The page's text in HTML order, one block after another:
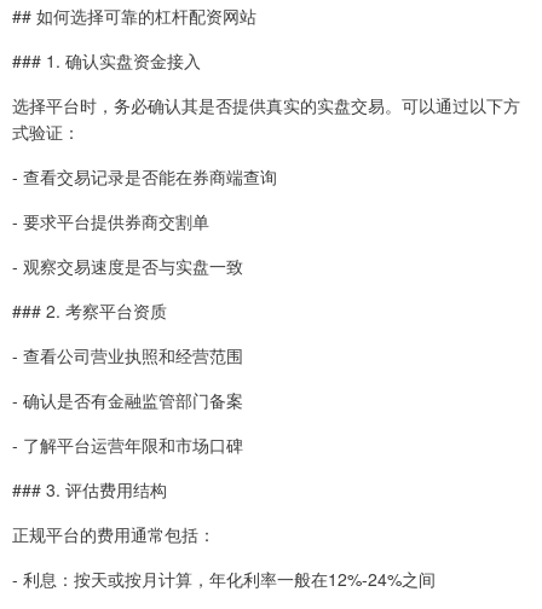
## 如何选择可靠的杠杆配资网站
### 1. 确认实盘资金接入
选择平台时，务必确认其是否提供真实的实盘交易。可以通过以下方
式验证：
- 查看交易记录是否能在券商端查询
- 要求平台提供券商交割单
- 观察交易速度是否与实盘一致
### 2. 考察平台资质
- 查看公司营业执照和经营范围
- 确认是否有金融监管部门备案
- 了解平台运营年限和市场口碑
### 3. 评估费用结构
正规平台的费用通常包括：
- 利息：按天或按月计算，年化利率一般在12%-24%之间